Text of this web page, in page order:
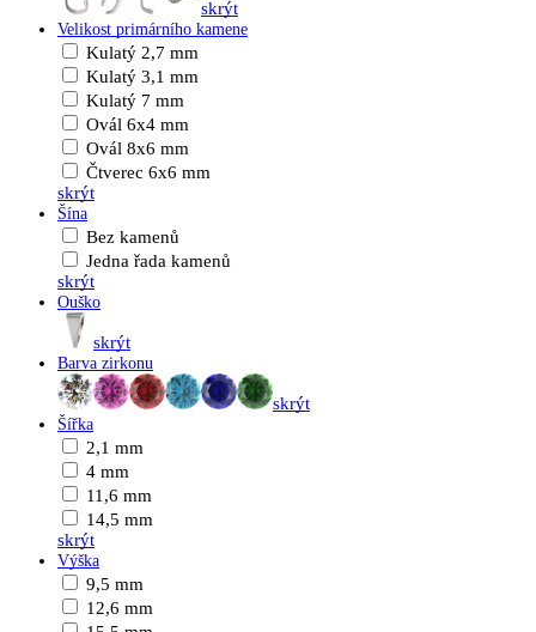
skrýt
Velikost primárního kamene
Kulatý 2,7 mm
Kulatý 3,1 mm
Kulatý 7 mm
Ovál 6x4 mm
Ovál 8x6 mm
Čtverec 6x6 mm
skrýt
Šína
Bez kamenů
Jedna řada kamenů
skrýt
Ouško
skrýt
Barva zirkonu
skrýt
Šířka
2,1 mm
4 mm
11,6 mm
14,5 mm
skrýt
Výška
9,5 mm
12,6 mm